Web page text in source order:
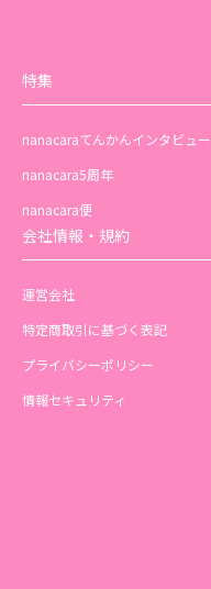
特集
nanacaraてんかんインタビュー
nanacara5周年
nanacara便
会社情報・規約
運営会社
特定商取引に基づく表記
プライバシーポリシー
情報セキュリティ